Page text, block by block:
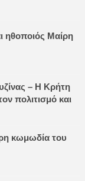
ηθοποιός Μαίρη
– Η Κρήτη
πολιτισμό και
κωμωδία του